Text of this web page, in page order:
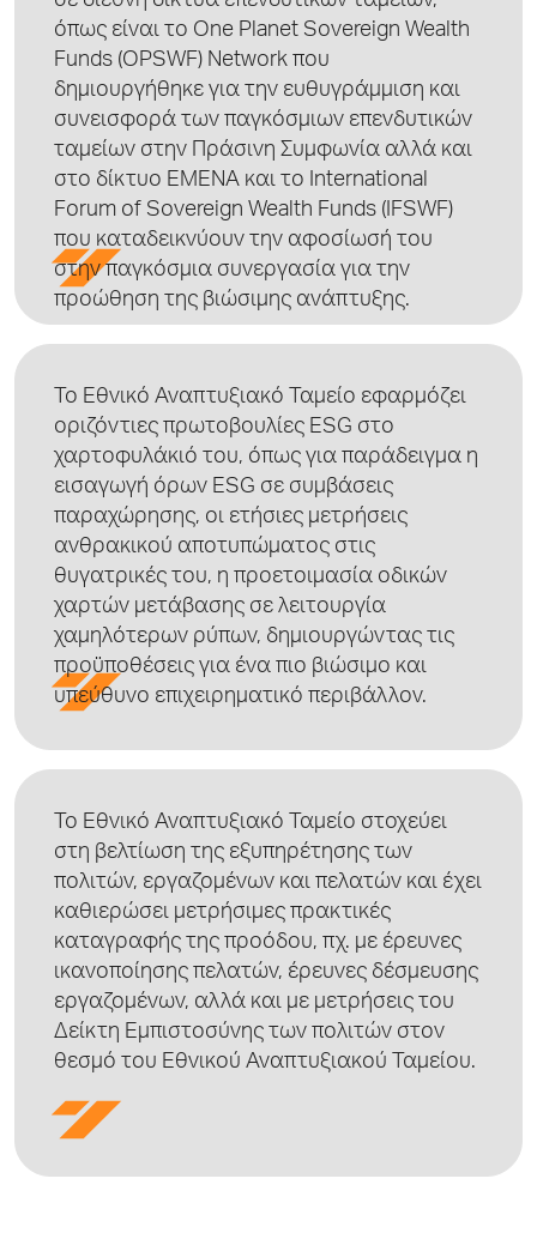
όπως είναι το One Planet Sovereign Wealth
Funds (OPSWF) Network που
δημιουργήθηκε για την ευθυγράμμιση και
συνεισφορά των παγκόσμιων επενδυτικών
ταμείων στην Πράσινη Συμφωνία αλλά και
στο δίκτυο ΕΜΕΝΑ και το International
Forum of Sovereign Wealth Funds (IFSWF)
που καταδεικνύουν την αφοσίωσή του
στην παγκόσμια συνεργασία για την
προώθηση της βιώσιμης ανάπτυξης.
Το Εθνικό Αναπτυξιακό Ταμείο εφαρμόζει
οριζόντιες πρωτοβουλίες ESG στο
χαρτοφυλάκιό του, όπως για παράδειγμα η
εισαγωγή όρων ESG σε συμβάσεις
παραχώρησης, οι ετήσιες μετρήσεις
ανθρακικού αποτυπώματος στις
θυγατρικές του, η προετοιμασία οδικών
χαρτών μετάβασης σε λειτουργία
χαμηλότερων ρύπων, δημιουργώντας τις
προϋποθέσεις για ένα πιο βιώσιμο και
υπεύθυνο επιχειρηματικό περιβάλλον.
Το Εθνικό Αναπτυξιακό Ταμείο στοχεύει
στη βελτίωση της εξυπηρέτησης των
πολιτών, εργαζομένων και πελατών και έχει
καθιερώσει μετρήσιμες πρακτικές
καταγραφής της προόδου, πχ. με έρευνες
ικανοποίησης πελατών, έρευνες δέσμευσης
εργαζομένων, αλλά και με μετρήσεις του
Δείκτη Εμπιστοσύνης των πολιτών στον
θεσμό του Εθνικού Αναπτυξιακού Ταμείου.